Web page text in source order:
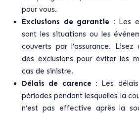
pour vous.
Exclusions de garantie : Les
sont les situations ou les
couverts par l’assurance.
des exclusions pour éviter les
cas de sinistre.
Délais de carence : Les
périodes pendant lesquelles la
n’est pas effective après la